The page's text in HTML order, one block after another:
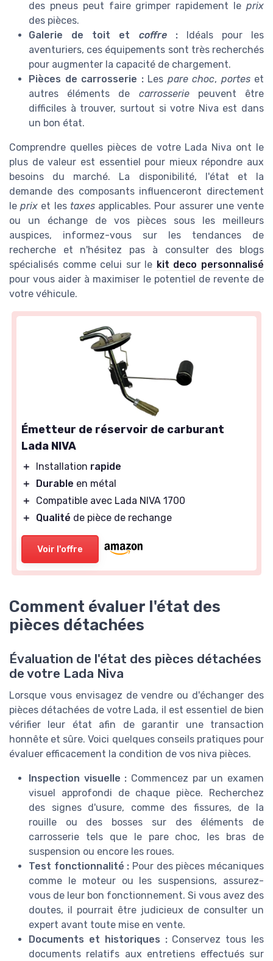
des pneus peut faire grimper rapidement le prix
des pièces.
Galerie de toit et coffre:Idéals pour les
aventuriers, ces équipements sont très recherchés
pour augmenter la capacité de chargement.
Pièces de carrosserie :Les pare choc, porteset
autres éléments de carrosseriepeuvent être
difficiles à trouver, surtout si votre Niva est dans
un bon état.
Comprendre quelles pièces de votre Lada Niva ont le
plus de valeur est essentiel pour mieux répondre aux
besoins du marché. La disponibilité, l'état et la
demande des composants influenceront directement
leprix et les taxesapplicables. Pour assurer une vente
ou un échange de vos pièces sous les meilleurs
auspices, informez-vous sur les tendances de
recherche et n'hésitez pas à consulter des blogs
spécialisés comme celui sur le kit deco personnalisé
pour vous aider à maximiser le potentiel de revente de
votre véhicule.
Émetteur de réservoir de carburant
Lada NIVA
＋ Installation rapide
＋
Durable en métal
＋
Compatible avec Lada NIVA 1700
＋
Qualité de pièce de rechange
Voir l'offre
Comment évaluer l'état des
pièces détachées
Évaluation de l'état des pièces détachées
de votre Lada Niva
Lorsque vous envisagez de vendre ou d'échanger des
pièces détachées de votre Lada, il est essentiel de bien
vérifier leur état afin de garantir une transaction
honnête et sûre. Voici quelques conseils pratiques pour
évaluer efficacement la condition de vos niva pièces.
Inspection visuelle : Commencez par un examen
visuel approfondi de chaque pièce. Recherchez
des signes d'usure, comme des fissures, de la
rouille ou des bosses sur des éléments de
carrosserie tels que le pare choc, les bras de
suspension ou encore les roues.
Test fonctionnalité : Pour des pièces mécaniques
comme le moteur ou les suspensions, assurez-
vous de leur bon fonctionnement. Si vous avez des
doutes, il pourrait être judicieux de consulter un
expert avant toute mise en vente.
Documents et historiques :Conservez tous les
documents relatifs aux entretiens effectués sur